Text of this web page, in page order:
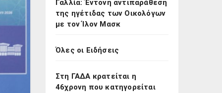
Γαλλία: Έντονη αντιπαράθεση
της ηγέτιδας των Οικολόγων
με τον Ίλον Μασκ
Όλες οι Ειδήσεις
Στη ΓΑΔΑ κρατείται η
46χρονη που κατηγορείται